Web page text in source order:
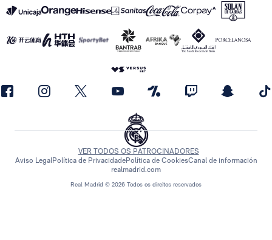
Real Madrid © 2026 Todos os direitos reservados
VER TODOS OS PATROCINADORES
Aviso LegalPolítica de PrivacidadePolítica de CookiesCanal de información
realmadrid.com